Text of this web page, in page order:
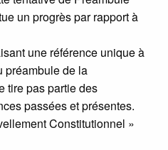
un progrès par rapport à
une référence unique à
préambule de la
tire pas partie des
passées et présentes.
Constitutionnel »